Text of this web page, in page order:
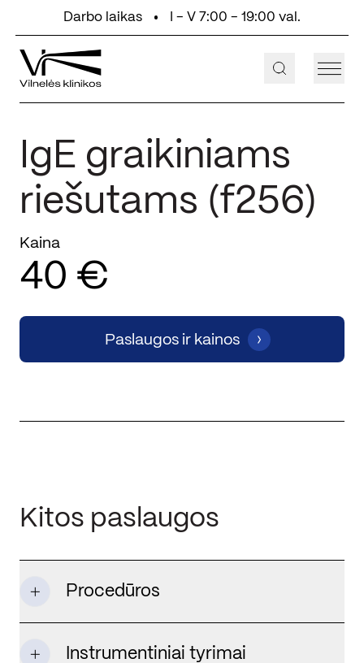
Eiti prie turinioDarbo laikas I - V 7:00 - 19:00 val.
+370 647 55 000
IgE graikiniams
riešutams (f256)
Kaina
40 €
Paslaugos ir kainos
Kitos paslaugos
Procedūros
Instrumentiniai tyrimai